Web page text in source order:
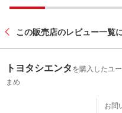
この販売店のレビュー一覧
トヨタシエンタ を購入したユ
まめ
お問